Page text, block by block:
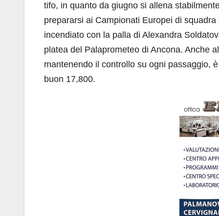
tifo, in quanto da giugno si allena
prepararsi ai Campionati Europei di
incendiato con la palla di Alexandra
platea del Palaprometeo di Ancona. Anche
mantenendo il controllo su ogni passaggio,
buon 17,800.